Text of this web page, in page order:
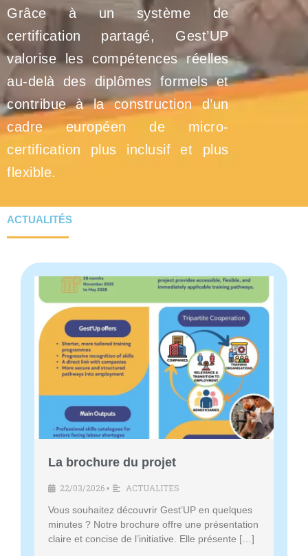
Grâce à un système de
certification partagé, Gest’UP
valorise les compétences réelles
au-delà des diplômes formels et
contribue à la construction d’un
cadre européen de micro-
certification plus inclusif et plus
flexible.
ACTUALITÉS
a
b
u
u
p
o
La brochure du projet
22/03/2026 •
ACTUALITES
Vous souhaitez découvrir Gest’UP en quelques
minutes ? Notre brochure offre une présentation
claire et concise de l’initiative. Elle présente […]